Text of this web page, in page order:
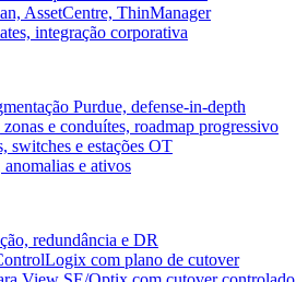
AssetCentre, ThinManager
integração corporativa
Purdue, defense-in-depth
e conduítes, roadmap progressivo
switches e estações OT
e ativos
redundância e DR
com plano de cutover